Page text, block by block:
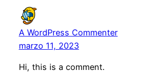
A WordPress Commenter
marzo 11, 2023
Hi, this is a comment.